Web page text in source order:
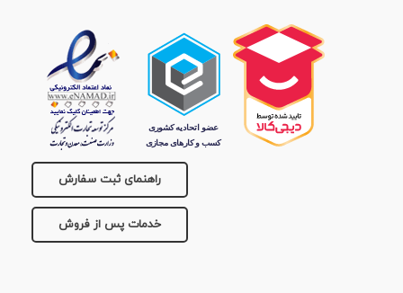
راهنمای ثبت سفارش
خدمات پس از فروش